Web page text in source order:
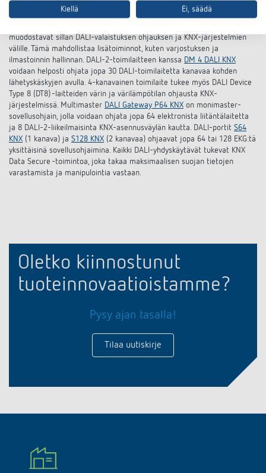
DALI-2-yhdyskäytävät:
muodostavat sillan DALI-valaistuksen ohjauksen ja KNX-järjestelmien
välille. Tämä mahdollistaa lisätoiminnot, kuten varjostuksen ja
ilmastoinnin hallinnan. DALI-2-toimilaitteen kanssa DM 4 DALI KNX
voidaan helposti ohjata jopa 30 DALI-toimilaitetta kanavaa kohden
lähetyskäskyjen avulla. 4-kanavainen toimilaite tukee myös DALI Device
Type 8 (DT8) -laitteiden värin ja värilämpötilan ohjausta KNX-
järjestelmissä. Multimaster DALI Gateway P64 KNX on monimaster-
sovellusohjain, jolla voidaan ohjata jopa 64 elektronista liitäntälaitetta
ja 8 DALI-2-liikeilmaisinta KNX-asennusväylän kautta. DALI-portit S64
KNX (1 kanava) ja S128 KNX (2 kanavaa) ohjaavat jopa 64 tai 128 EKG:tä
yksittäisinä sovellusohjaimina. Kaikki DALI-yhdyskäytävät tukevat KNX
Data Secure -toimintoa, joka takaa maksimaalisen suojan tietojen
varastamista ja manipulointia vastaan.
Oletko kiinnostunut
tuoteinnovaatioistamme?
Pysy ajan tasalla!
Tilaa uutiskirje
Kiellä Ei, säädä